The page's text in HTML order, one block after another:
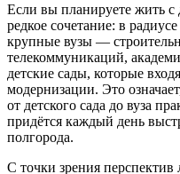
Если вы планируете жить с
редкое сочетание: в
крупные вузы —
телекоммуникаций,
детские сады, которые
модернизации. Это
от детского сада до вуза
придётся каждый день
полгорода.
С точки зрения